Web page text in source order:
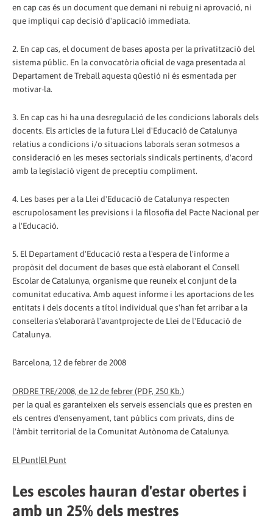
en cap cas és un document que demani ni rebuig ni aprovació, ni
que impliqui cap decisió d'aplicació immediata.
2. En cap cas, el document de bases aposta per la privatització del
sistema públic. En la convocatòria oficial de vaga presentada al
Departament de Treball aquesta qüestió ni és esmentada per
motivar-la.
3. En cap cas hi ha una desregulació de les condicions laborals dels
docents. Els articles de la futura Llei d'Educació de Catalunya
relatius a condicions i/o situacions laborals seran sotmesos a
consideració en les meses sectorials sindicals pertinents, d'acord
amb la legislació vigent de preceptiu compliment.
4. Les bases per a la Llei d'Educació de Catalunya respecten
escrupolosament les previsions i la filosofia del Pacte Nacional per
a l'Educació.
5. El Departament d'Educació resta a l'espera de l'informe a
propòsit del document de bases que està elaborant el Consell
Escolar de Catalunya, organisme que reuneix el conjunt de la
comunitat educativa. Amb aquest informe i les aportacions de les
entitats i dels docents a títol individual que s'han fet arribar a la
conselleria s'elaborarà l'avantprojecte de Llei de l'Educació de
Catalunya.
Barcelona, 12 de febrer de 2008
ORDRE TRE/2008, de 12 de febrer (PDF, 250 Kb.)
per la qual es garanteixen els serveis essencials que es presten en
els centres d'ensenyament, tant públics com privats, dins de
l'àmbit territorial de la Comunitat Autònoma de Catalunya.
El Punt|El Punt
Les escoles hauran d'estar obertes i
amb un 25% dels mestres